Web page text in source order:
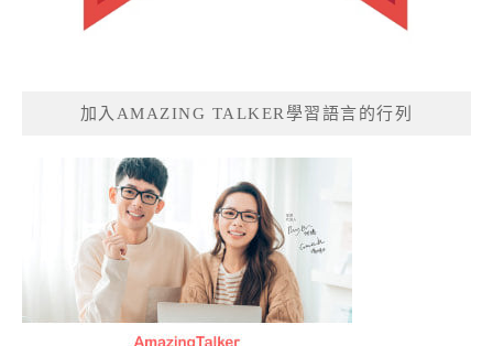
加入AMAZING TALKER學習語言的行列